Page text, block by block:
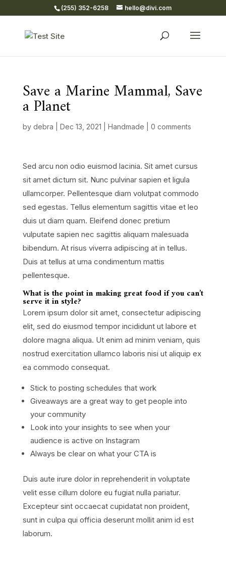
(255) 352-6258 hello@divi.com
Save a Marine Mammal, Save
a Planet
by debra Dec 13, 2021 Handmade 0 comments
Sed arcu non odio euismod lacinia. Sit amet cursus
sit amet dictum sit. Nunc pulvinar sapien et ligula
ullamcorper. Pellentesque diam volutpat commodo
sed egestas. Tellus elementum sagittis vitae et leo
duis ut diam quam. Eleifend donec pretium
vulputate sapien nec sagittis aliquam malesuada
bibendum. At risus viverra adipiscing at in tellus.
Duis at tellus at urna condimentum mattis
pellentesque.
What is the point in making great food if you can’t
serve it in style?
Lorem ipsum dolor sit amet, consectetur adipiscing
elit, sed do eiusmod tempor incididunt ut labore et
dolore magna aliqua. Ut enim ad minim veniam, quis
nostrud exercitation ullamco laboris nisi ut aliquip ex
ea commodo consequat.
Stick to posting schedules that work
Giveaways are a great way to get people into
your community
Look into your insights to see when your
audience is active on Instagram
Always be clear on what your CTA is
Duis aute irure dolor in reprehenderit in voluptate
velit esse cillum dolore eu fugiat nulla pariatur.
Excepteur sint occaecat cupidatat non proident,
sunt in culpa qui officia deserunt mollit anim id est
laborum.